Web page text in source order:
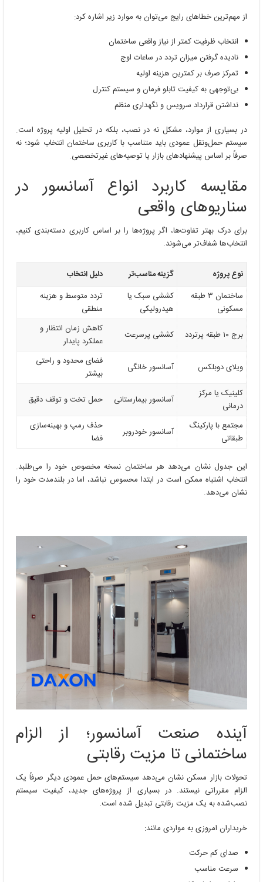
از مهم‌ترین خطاهای رایج می‌توان به موارد زیر اشاره کرد:
انتخاب ظرفیت کمتر از نیاز واقعی ساختمان
نادیده گرفتن میزان تردد در ساعات اوج
تمرکز صرف بر کمترین هزینه اولیه
بی‌توجهی به کیفیت تابلو فرمان و سیستم کنترل
نداشتن قرارداد سرویس و نگهداری منظم
در بسیاری از موارد، مشکل نه در نصب، بلکه در تحلیل اولیه پروژه است.
سیستم حمل‌ونقل عمودی باید متناسب با کاربری ساختمان انتخاب شود؛ نه
صرفاً بر اساس پیشنهادهای بازار یا توصیه‌های غیرتخصصی.
مقایسه کاربرد انواع آسانسور در
سناریوهای واقعی
برای درک بهتر تفاوت‌ها، اگر پروژه‌ها را بر اساس کاربری دسته‌بندی کنیم،
انتخاب‌ها شفاف‌تر می‌شوند.
نوع پروژه گزینه مناسب‌تر
دلیل انتخاب
ساختمان ۳ طبقه
مسکونی
کششی سبک یا
هیدرولیکی
تردد متوسط و هزینه
منطقی
برج ۱۰ طبقه پرتردد
کششی پرسرعت
کاهش زمان انتظار و
عملکرد پایدار
ویلای دوبلکس
آسانسور خانگی
فضای محدود و راحتی
بیشتر
کلینیک یا مرکز
درمانی
آسانسور بیمارستانی
حمل تخت و توقف دقیق
مجتمع با پارکینگ
طبقاتی
آسانسور خودروبر
حذف رمپ و بهینه‌سازی
فضا
این جدول نشان می‌دهد هر ساختمان نسخه مخصوص خود را می‌طلبد.
انتخاب اشتباه ممکن است در ابتدا محسوس نباشد، اما در بلندمدت خود را
نشان می‌دهد.
آینده صنعت آسانسور؛ از الزام
ساختمانی تا مزیت رقابتی
تحولات بازار مسکن نشان می‌دهد سیستم‌های حمل عمودی دیگر صرفاً یک
الزام مقرراتی نیستند. در بسیاری از پروژه‌های جدید، کیفیت سیستم
نصب‌شده به یک مزیت رقابتی تبدیل شده است.
خریداران امروزی به مواردی مانند:
صدای کم حرکت
سرعت مناسب